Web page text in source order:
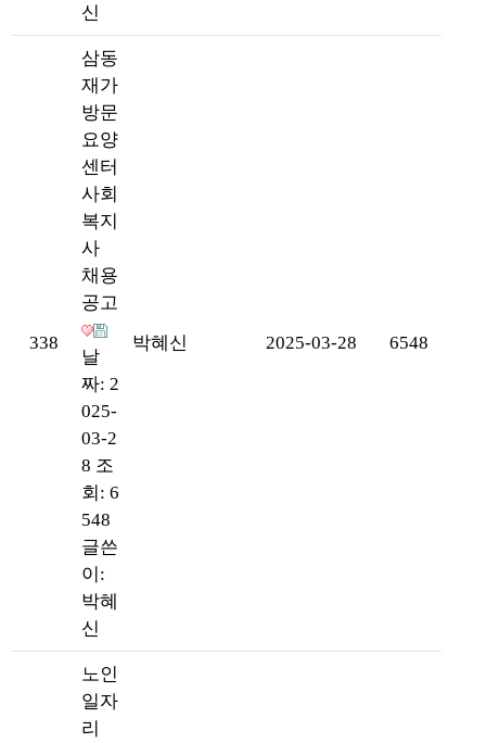
신
338
삼동
재가
방문
요양
센터
사회
복지
사
채용
공고
날
짜: 2
025-
03-2
8 조
회: 6
548
글쓴
이:
박혜
신
박혜신 2025-03-28 6548
노인
일자
리